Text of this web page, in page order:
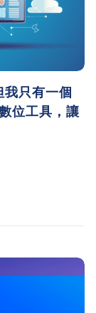
只有一個
位工具，讓